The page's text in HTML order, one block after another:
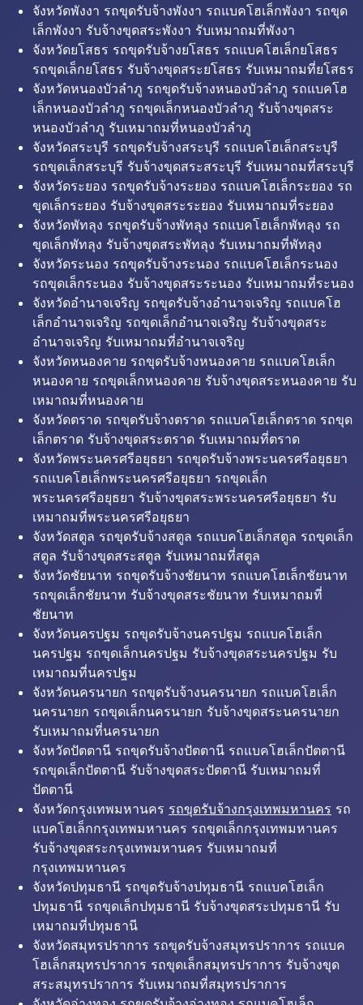
จังหวัดพังงา รถขุดรับจ้างพังงา รถแบคโฮเล็กพังงา รถขุด
เล็กพังงา รับจ้างขุดสระพังงา รับเหมาถมที่พังงา
จังหวัดยโสธร รถขุดรับจ้างยโสธร รถแบคโฮเล็กยโสธร
รถขุดเล็กยโสธร รับจ้างขุดสระยโสธร รับเหมาถมที่ยโสธร
จังหวัดหนองบัวลำภู รถขุดรับจ้างหนองบัวลำภู รถแบคโฮ
เล็กหนองบัวลำภู รถขุดเล็กหนองบัวลำภู รับจ้างขุดสระ
หนองบัวลำภู รับเหมาถมที่หนองบัวลำภู
จังหวัดสระบุรี รถขุดรับจ้างสระบุรี รถแบคโฮเล็กสระบุรี
รถขุดเล็กสระบุรี รับจ้างขุดสระสระบุรี รับเหมาถมที่สระบุรี
จังหวัดระยอง รถขุดรับจ้างระยอง รถแบคโฮเล็กระยอง รถ
ขุดเล็กระยอง รับจ้างขุดสระระยอง รับเหมาถมที่ระยอง
จังหวัดพัทลุง รถขุดรับจ้างพัทลุง รถแบคโฮเล็กพัทลุง รถ
ขุดเล็กพัทลุง รับจ้างขุดสระพัทลุง รับเหมาถมที่พัทลุง
จังหวัดระนอง รถขุดรับจ้างระนอง รถแบคโฮเล็กระนอง
รถขุดเล็กระนอง รับจ้างขุดสระระนอง รับเหมาถมที่ระนอง
จังหวัดอำนาจเจริญ รถขุดรับจ้างอำนาจเจริญ รถแบคโฮ
เล็กอำนาจเจริญ รถขุดเล็กอำนาจเจริญ รับจ้างขุดสระ
อำนาจเจริญ รับเหมาถมที่อำนาจเจริญ
จังหวัดหนองคาย รถขุดรับจ้างหนองคาย รถแบคโฮเล็ก
หนองคาย รถขุดเล็กหนองคาย รับจ้างขุดสระหนองคาย รับ
เหมาถมที่หนองคาย
จังหวัดตราด รถขุดรับจ้างตราด รถแบคโฮเล็กตราด รถขุด
เล็กตราด รับจ้างขุดสระตราด รับเหมาถมที่ตราด
จังหวัดพระนครศรีอยุธยา รถขุดรับจ้างพระนครศรีอยุธยา
รถแบคโฮเล็กพระนครศรีอยุธยา รถขุดเล็ก
พระนครศรีอยุธยา รับจ้างขุดสระพระนครศรีอยุธยา รับ
เหมาถมที่พระนครศรีอยุธยา
จังหวัดสตูล รถขุดรับจ้างสตูล รถแบคโฮเล็กสตูล รถขุดเล็ก
สตูล รับจ้างขุดสระสตูล รับเหมาถมที่สตูล
จังหวัดชัยนาท รถขุดรับจ้างชัยนาท รถแบคโฮเล็กชัยนาท
รถขุดเล็กชัยนาท รับจ้างขุดสระชัยนาท รับเหมาถมที่
ชัยนาท
จังหวัดนครปฐม รถขุดรับจ้างนครปฐม รถแบคโฮเล็ก
นครปฐม รถขุดเล็กนครปฐม รับจ้างขุดสระนครปฐม รับ
เหมาถมที่นครปฐม
จังหวัดนครนายก รถขุดรับจ้างนครนายก รถแบคโฮเล็ก
นครนายก รถขุดเล็กนครนายก รับจ้างขุดสระนครนายก
รับเหมาถมที่นครนายก
จังหวัดปัตตานี รถขุดรับจ้างปัตตานี รถแบคโฮเล็กปัตตานี
รถขุดเล็กปัตตานี รับจ้างขุดสระปัตตานี รับเหมาถมที่
ปัตตานี
จังหวัดกรุงเทพมหานคร รถขุดรับจ้างกรุงเทพมหานคร รถ
แบคโฮเล็กกรุงเทพมหานคร รถขุดเล็กกรุงเทพมหานคร
รับจ้างขุดสระกรุงเทพมหานคร รับเหมาถมที่
กรุงเทพมหานคร
จังหวัดปทุมธานี รถขุดรับจ้างปทุมธานี รถแบคโฮเล็ก
ปทุมธานี รถขุดเล็กปทุมธานี รับจ้างขุดสระปทุมธานี รับ
เหมาถมที่ปทุมธานี
จังหวัดสมุทรปราการ รถขุดรับจ้างสมุทรปราการ รถแบค
โฮเล็กสมุทรปราการ รถขุดเล็กสมุทรปราการ รับจ้างขุด
สระสมุทรปราการ รับเหมาถมที่สมุทรปราการ